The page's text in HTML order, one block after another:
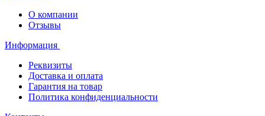
О компании
Отзывы
Информация
Реквизиты
Доставка и оплата
Гарантия на товар
Политика конфиденциальности